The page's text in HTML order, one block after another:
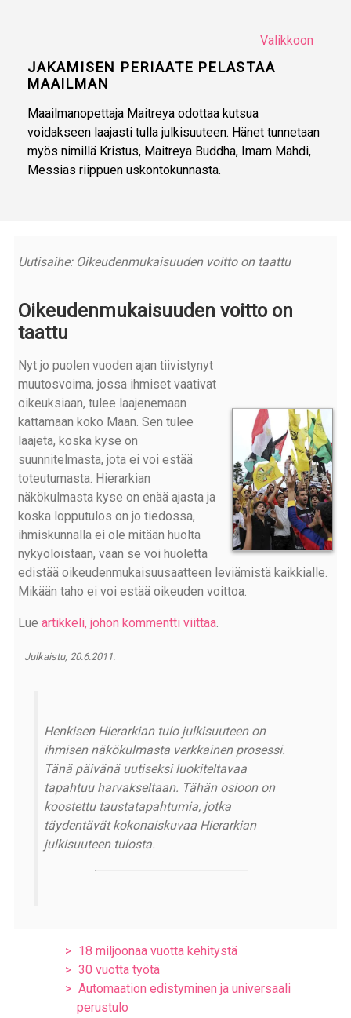
Valikkoon
JAKAMISEN PERIAATE PELASTAA
MAAILMAN
Maailmanopettaja Maitreya odottaa kutsua
voidakseen laajasti tulla julkisuuteen. Hänet tunnetaan
myös nimillä Kristus, Maitreya Buddha, Imam Mahdi,
Messias riippuen uskontokunnasta.
Uutisaihe: Oikeudenmukaisuuden voitto on taattu
Oikeudenmukaisuuden voitto on
taattu
Nyt jo puolen vuoden ajan tiivistynyt
muutosvoima, jossa ihmiset vaativat
oikeuksiaan, tulee laajenemaan
kattamaan koko Maan. Sen tulee
laajeta, koska kyse on
suunnitelmasta, jota ei voi estää
toteutumasta. Hierarkian
näkökulmasta kyse on enää ajasta ja
koska lopputulos on jo tiedossa,
ihmiskunnalla ei ole mitään huolta
nykyoloistaan, vaan se voi huoletta
edistää oikeudenmukaisuusaatteen leviämistä kaikkialle.
Mikään taho ei voi estää oikeuden voittoa.
Lue artikkeli, johon kommentti viittaa.
Julkaistu, 20.6.2011.
Henkisen Hierarkian tulo julkisuuteen on
ihmisen näkökulmasta verkkainen prosessi.
Tänä päivänä uutiseksi luokiteltavaa
tapahtuu harvakseltaan. Tähän osioon on
koostettu taustatapahtumia, jotka
täydentävät kokonaiskuvaa Hierarkian
julkisuuteen tulosta.
18 miljoonaa vuotta kehitystä
30 vuotta työtä
Automaation edistyminen ja universaali
perustulo